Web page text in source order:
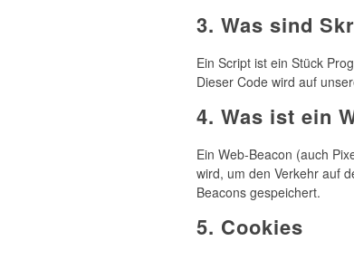
3. Was sind
Ein Script ist ein Stück
Dieser Code wird auf
4. Was ist ein
Ein Web-Beacon (auch
wird, um den Verkehr auf
Beacons gespeichert.
5. Cookies